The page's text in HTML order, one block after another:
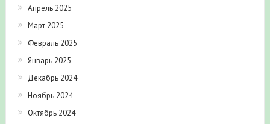
Апрель 2025
Март 2025
Февраль 2025
Январь 2025
Декабрь 2024
Ноябрь 2024
Октябрь 2024